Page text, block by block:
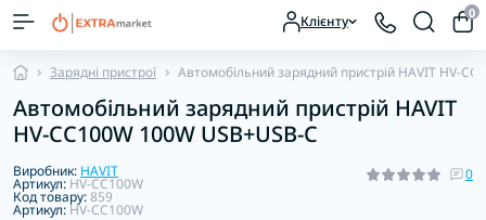
Клієнту 0
Зарядні пристрої Автомобільний зарядний пристрій HAVIT HV-
Автомобільний зарядний пристрій HAVIT
HV-CC100W 100W USB+USB-C
Виробник: HAVIT
Артикул: HV-CC100W
Код товару:859
Артикул: HV-CC100W
0